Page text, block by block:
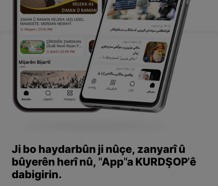
Ji bo haydarbûn ji nûçe, zanyarî û
bûyerên herî nû, "App"a KURDŞOP'ê
dabigirin.